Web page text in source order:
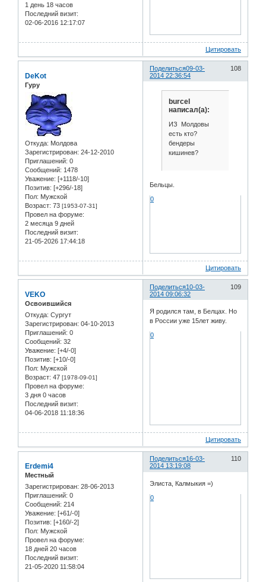
1 день 18 часов
Последний визит:
02-06-2016 12:17:07
Цитировать
Поделиться 108
09-03-
2014 22:36:54
DeKot
Гуру
Откуда: Молдова
Зарегистрирован: 24-12-2010
Приглашений: 0
Сообщений: 1478
Уважение: [+1118/-10]
Позитив: [+296/-18]
Пол: Мужской
Возраст: 73 [1953-07-31]
Провел на форуме:
2 месяца 9 дней
Последний визит:
21-05-2026 17:44:18
burcel
написал(а):
ИЗ Молдовы
есть кто?
бендеры
кишинев?
Бельцы.
0
Цитировать
Поделиться 109
10-03-
2014 09:06:32
VEKO
Освоившийся
Откуда: Сургут
Зарегистрирован: 04-10-2013
Приглашений: 0
Сообщений: 32
Уважение: [+4/-0]
Позитив: [+10/-0]
Пол: Мужской
Возраст: 47 [1978-09-01]
Провел на форуме:
3 дня 0 часов
Последний визит:
04-06-2018 11:18:36
Я родился там, в Белцах. Но
в России уже 15лет живу.
0
Цитировать
Поделиться 110
16-03-
2014 13:19:08
Erdemi4
Местный
Зарегистрирован: 28-06-2013
Приглашений: 0
Сообщений: 214
Уважение: [+61/-0]
Позитив: [+160/-2]
Пол: Мужской
Провел на форуме:
18 дней 20 часов
Последний визит:
21-05-2020 11:58:04
Элиста, Калмыкия =)
0